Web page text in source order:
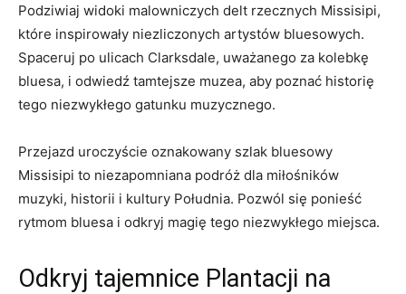
Podziwiaj widoki malowniczych delt rzecznych Missisipi,
które inspirowały niezliczonych artystów bluesowych.
Spaceruj po ulicach Clarksdale, uważanego za kolebkę
bluesa, i odwiedź tamtejsze muzea, aby poznać historię
tego niezwykłego gatunku muzycznego.
Przejazd uroczyście oznakowany szlak bluesowy
Missisipi to niezapomniana podróż dla miłośników
muzyki, historii i kultury Południa. Pozwól się ponieść
rytmom bluesa i odkryj magię tego niezwykłego miejsca.
Odkryj tajemnice Plantacji na